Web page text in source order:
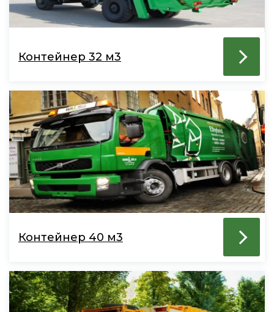
Контейнер 32 м3
Контейнер 40 м3